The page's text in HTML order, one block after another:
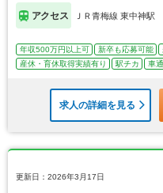
アクセス ＪＲ青梅線 東中神駅
年収500万円以上可 新卒も応募可能
産休・育休取得実績有り
駅チカ 車
求人の詳細を見る
更新日：2026年3月17日